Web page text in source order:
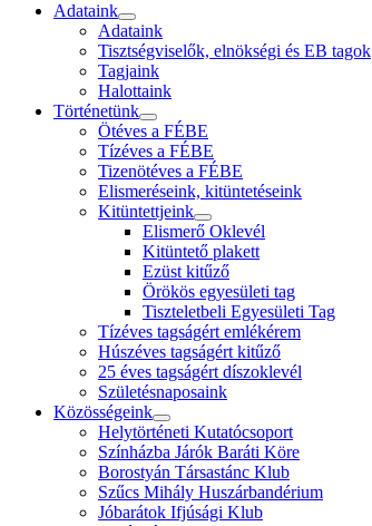
Adataink
Adataink
Tisztségviselők, elnökségi és EB tagok
Tagjaink
Halottaink
Történetünk
Ötéves a FÉBE
Tízéves a FÉBE
Tizenötéves a FÉBE
Elismeréseink, kitüntetéseink
Kitüntettjeink
Elismerő Oklevél
Kitüntető plakett
Ezüst kitűző
Örökös egyesületi tag
Tiszteletbeli Egyesületi Tag
Tízéves tagságért emlékérem
Húszéves tagságért kitűző
25 éves tagságért díszoklevél
Születésnaposaink
Közösségeink
Helytörténeti Kutatócsoport
Színházba Járók Baráti Köre
Borostyán Társastánc Klub
Szűcs Mihály Huszárbandérium
Jóbarátok Ifjúsági Klub